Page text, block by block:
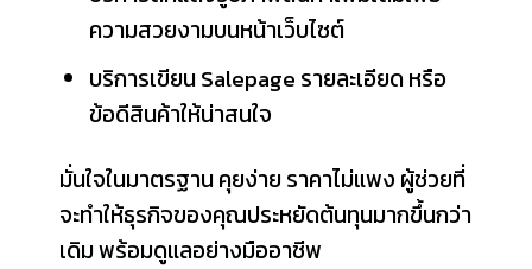
ความสวยงามบนหน้าเว็บไซต์
บริการเขียน Salepage รายละเอียด หรือ
ข้อดีสินค้าให้น่าสนใจ
มั่นใจในมาตรฐาน คุยง่าย ราคาไม่แพง ผู้ช่วยที่
จะทำให้ธุรกิจของคุณประหยัดต้นทุนมากขึ้นกว่า
เดิม พร้อมดูแลอย่างมืออาชีพ